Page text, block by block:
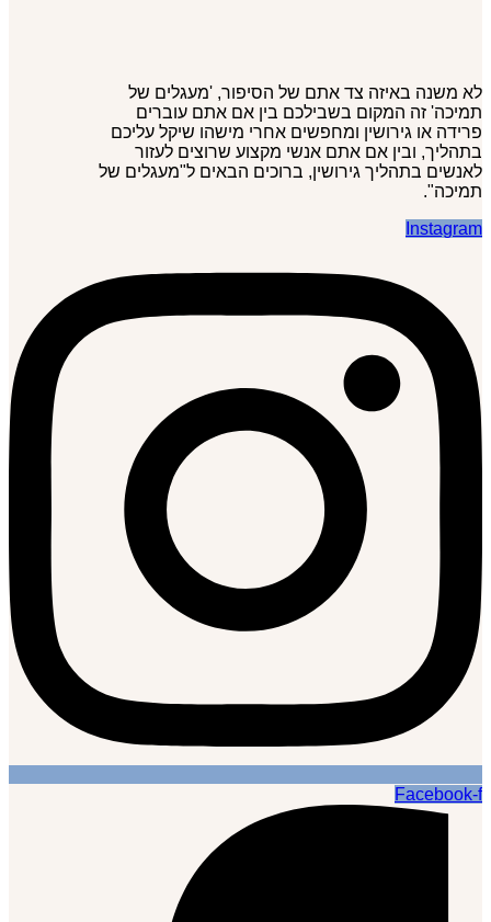
לא משנה באיזה צד אתם של הסיפור, 'מעגלים של
תמיכה' זה המקום בשבילכם בין אם אתם עוברים
פרידה או גירושין ומחפשים אחרי מישהו שיקל עליכם
בתהליך, ובין אם אתם אנשי מקצוע שרוצים לעזור
לאנשים בתהליך גירושין, ברוכים הבאים ל"מעגלים של
תמיכה".
Instagram
Facebook-f